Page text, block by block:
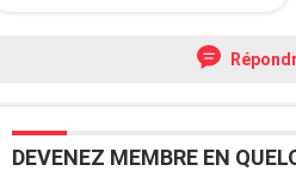
DEVENEZ MEMBRE EN